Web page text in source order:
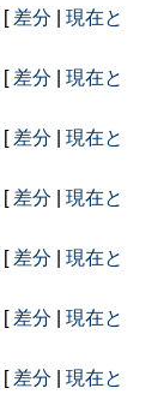
[ 差分
現在と
[ 差分
現在と
[ 差分
現在と
[ 差分
現在と
[ 差分
現在と
[ 差分
現在と
[ 差分
現在と